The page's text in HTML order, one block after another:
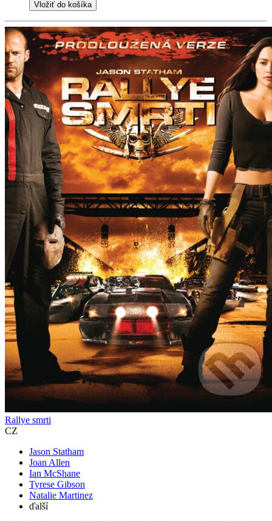
Vložiť do košíka
Rallye smrti
CZ
Jason Statham
Joan Allen
Ian McShane
Tyrese Gibson
Natalie Martinez
ďalší